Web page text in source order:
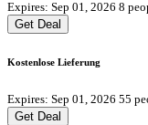
Expires: Sep 01, 2026 8
Get Deal
Kostenlose Lieferung
Expires: Sep 01, 2026 55
Get Deal